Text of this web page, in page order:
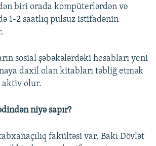
biri orada kompüterlərdən və
1-2 saatlıq pulsuz istifadənin
sosial şəbəkələrdəki hesabları yeni
daxil olan kitabları təbliğ etmək
aktiv olur.
niyə sapır?
fakültəsi var. Bakı Dövlət